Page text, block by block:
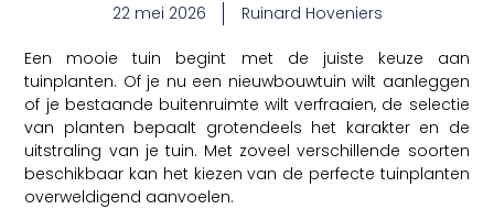
22 mei 2026 Ruinard Hoveniers
Een mooie tuin begint met de juiste keuze aan
tuinplanten. Of je nu een nieuwbouwtuin wilt aanleggen
of je bestaande buitenruimte wilt verfraaien, de selectie
van planten bepaalt grotendeels het karakter en de
uitstraling van je tuin. Met zoveel verschillende soorten
beschikbaar kan het kiezen van de perfecte tuinplanten
overweldigend aanvoelen.